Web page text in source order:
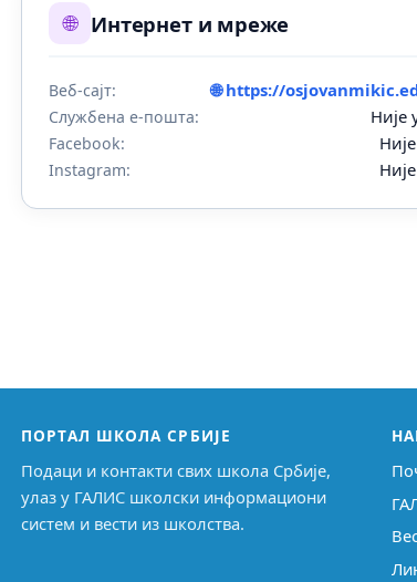
🌐 Интернет и мреже
Веб-сајт: 🌐 https://
Службена е-пошта: Није
Facebook:
Instagram:
ПОРТАЛ ШКОЛА СРБИЈЕ
Подаци и контакти свих школа Србије,
улаз у ГАЛИС школски информациони
систем и вести из школства.